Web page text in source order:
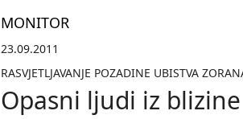
MONITOR
23.09.2011
RASVJETLJAVANJE POZADINE UBISTVA
Opasni ljudi iz blizine